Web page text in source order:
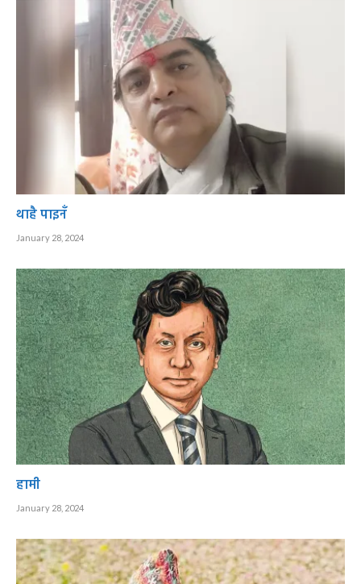
थाहै पाइनँ
January 28, 2024
हामी
January 28, 2024